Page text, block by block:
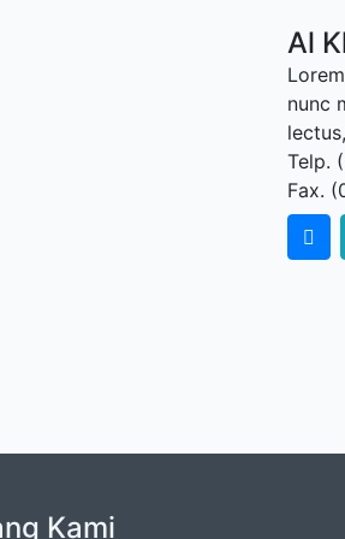
Al
nunc
Telp.
Fax.
Kami